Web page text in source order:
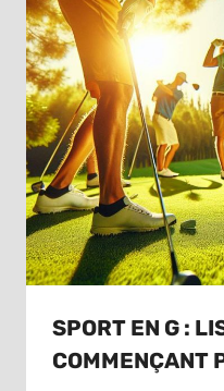
SPORT EN G :
COMMENÇANT